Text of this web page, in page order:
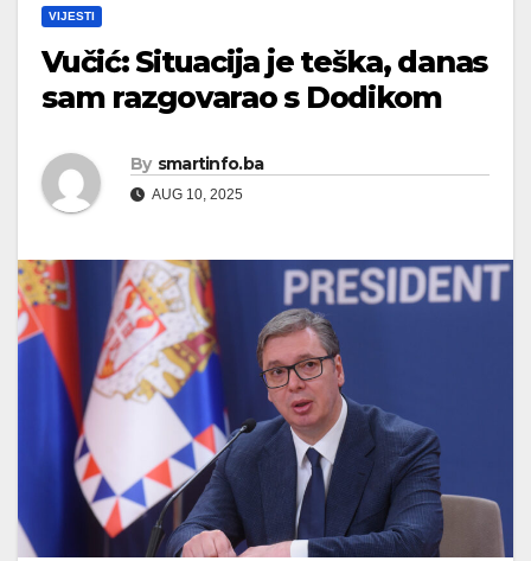
VIJESTI
Vučić: Situacija je teška, danas
sam razgovarao s Dodikom
By smartinfo.ba
AUG 10, 2025